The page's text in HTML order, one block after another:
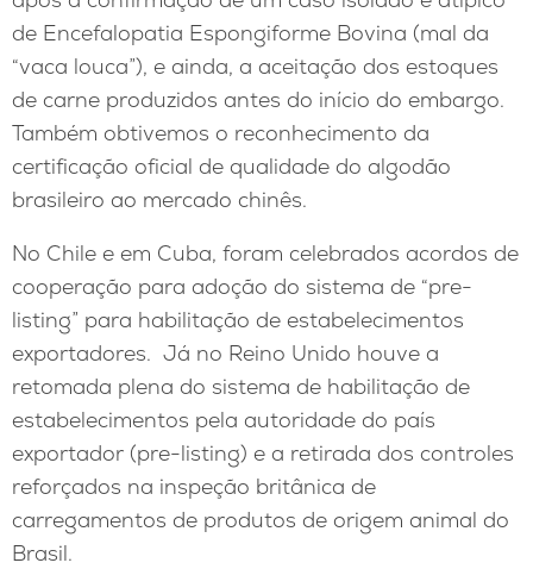
de Encefalopatia Espongiforme Bovina (mal da
“vaca louca”), e ainda, a aceitação dos estoques
de carne produzidos antes do início do embargo.
Também obtivemos o reconhecimento da
certificação oficial de qualidade do algodão
brasileiro ao mercado chinês.
No Chile e em Cuba, foram celebrados acordos de
cooperação para adoção do sistema de “pre-
listing” para habilitação de estabelecimentos
exportadores. Já no Reino Unido houve a
retomada plena do sistema de habilitação de
estabelecimentos pela autoridade do país
exportador (pre-listing) e a retirada dos controles
reforçados na inspeção britânica de
carregamentos de produtos de origem animal do
Brasil.